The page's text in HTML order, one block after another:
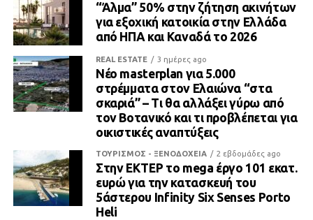
“Άλμα” 50% στην ζήτηση ακινήτων
για εξοχική κατοικία στην Ελλάδα
από ΗΠΑ και Καναδά το 2026
REAL ESTATE 3 ημέρες ago
Νέο masterplan για 5.000
στρέμματα στον Ελαιώνα “στα
σκαριά” – Τι θα αλλάξει γύρω από
τον Βοτανικό και τι προβλέπεται για
οικιστικές αναπτύξεις
ΤΟΥΡΙΣΜΟΣ - ΞΕΝΟΔΟΧΕΙΑ 2 εβδομάδες ago
Στην ΕΚΤΕΡ το mega έργο 101 εκατ.
ευρώ για την κατασκευή του
5άστερου Infinity Six Senses Porto
Heli